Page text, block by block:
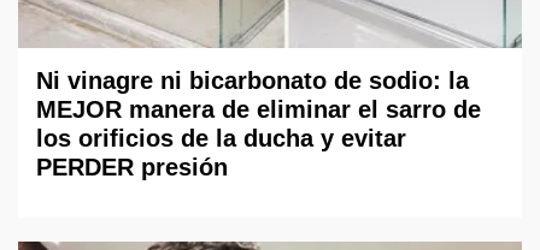
Ni vinagre ni bicarbonato de sodio: la
MEJOR manera de eliminar el sarro de
los orificios de la ducha y evitar
PERDER presión